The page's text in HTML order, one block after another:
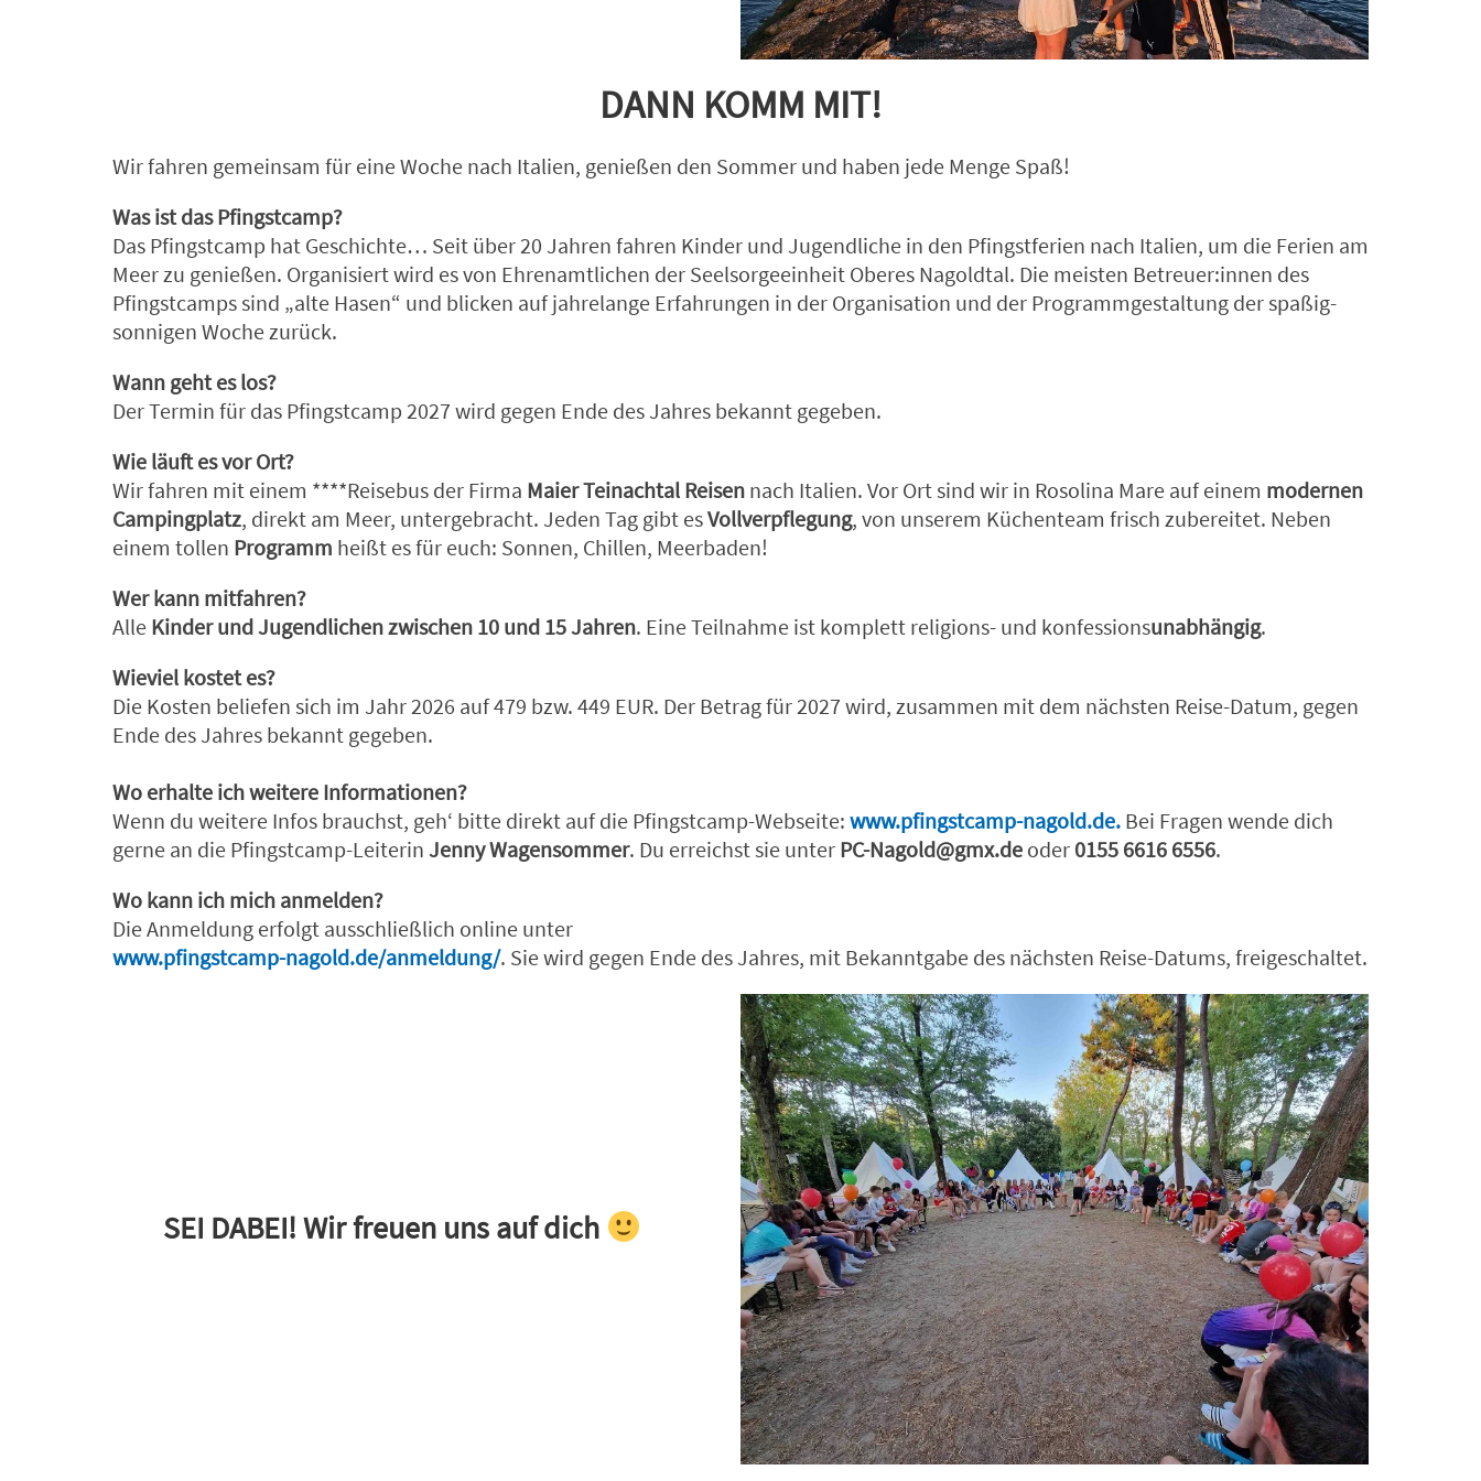
DANN KOMM MIT!
Wir fahren gemeinsam für eine Woche nach Italien, genießen den Sommer und haben jede Menge Spaß!
Was ist das Pfingstcamp?
Das Pfingstcamp hat Geschichte… Seit über 20 Jahren fahren Kinder und Jugendliche in den Pfingstferien nach Italien, um die Ferien am
Meer zu genießen. Organisiert wird es von Ehrenamtlichen der Seelsorgeeinheit Oberes Nagoldtal. Die meisten Betreuer:innen des
Pfingstcamps sind „alte Hasen“ und blicken auf jahrelange Erfahrungen in der Organisation und der Programmgestaltung der spaßig-
sonnigen Woche zurück.
Wann geht es los?
Der Termin für das Pfingstcamp 2027 wird gegen Ende des Jahres bekannt gegeben.
Wie läuft es vor Ort?
Wir fahren mit einem ****Reisebus der Firma Maier Teinachtal Reisen nach Italien. Vor Ort sind wir in Rosolina Mare auf einem modernen
Campingplatz, direkt am Meer, untergebracht. Jeden Tag gibt esVollverpflegung, von unserem Küchenteam frisch zubereitet. Neben
einem tollen Programm heißt es für euch: Sonnen, Chillen, Meerbaden!
Wer kann mitfahren?
Alle Kinder und Jugendlichen zwischen 10 und 15 Jahren. Eine Teilnahme ist komplett religions- und konfessionsunabhängig.
Wieviel kostet es?
Die Kosten beliefen sich im Jahr 2026 auf 479 bzw. 449 EUR. Der Betrag für 2027 wird, zusammen mit dem nächsten Reise-Datum, gegen
Ende des Jahres bekannt gegeben.
Wo erhalte ich weitere Informationen?
Wenn du weitere Infos brauchst, geh‘ bitte direkt auf die Pfingstcamp-Webseite: www.pfingstcamp-nagold.de. Bei Fragen wende dich
gerne an die Pfingstcamp-Leiterin JennyWagensommer. Du erreichst sie unter PC-Nagold@gmx.de oder 0155 6616 6556.
Wo kann ich mich anmelden?
Die Anmeldung erfolgt ausschließlich online unter
www.pfingstcamp-nagold.de/anmeldung/. Sie wird gegen Ende des Jahres, mit Bekanntgabe des nächsten Reise-Datums, freigeschaltet.
SEI DABEI!Wir freuen uns auf dich